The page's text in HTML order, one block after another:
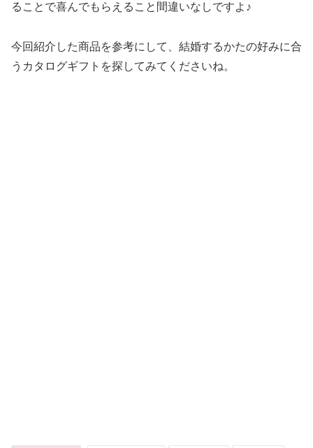
ることで喜んでもらえること間違いなしですよ♪
今回紹介した商品を参考にして、結婚するかたの好みに合
うカタログギフトを探してみてくださいね。